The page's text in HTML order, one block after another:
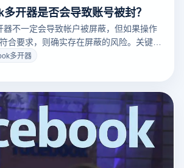
开器是否会导致账号被封？
不一定会导致帐户被屏蔽，但如果操作
合要求，则确实存在屏蔽的风险。关键在
防关联机制。高质量的多开工具（如指纹
立的浏览器指纹模拟和代理IP功能，可以
险。然而，如果使用不安全的多开工具，
可能不会为每个帐户分配不同的IP地址和
多开器